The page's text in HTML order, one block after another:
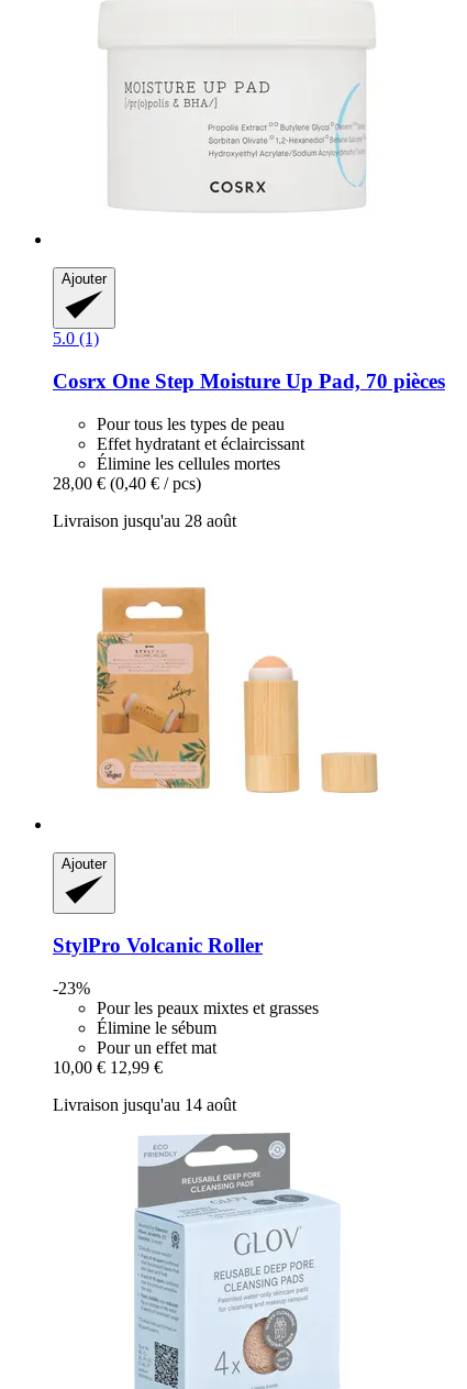
Ajouter
5.0 (1)
Cosrx One Step Moisture Up Pad, 70 pièces
Pour tous les types de peau
Effet hydratant et éclaircissant
Élimine les cellules mortes
28,00 € (0,40 € / pcs)
Livraison jusqu'au 28 août
Ajouter
StylPro Volcanic Roller
-23%
Pour les peaux mixtes et grasses
Élimine le sébum
Pour un effet mat
10,00 € 12,99 €
Livraison jusqu'au 14 août